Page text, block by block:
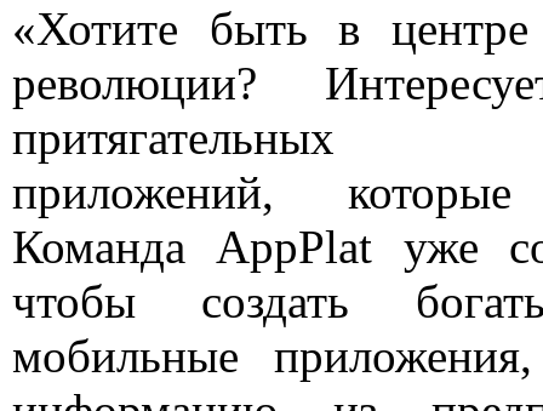
«Хотите быть в центре
революции?
притягательных
приложений,
Команда AppPlat уже
чтобы создать
мобильные